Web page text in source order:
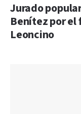
Jurado
Benítez por
Leoncino